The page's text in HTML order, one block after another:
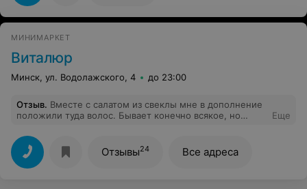
МИНИМАРКЕТ
Виталюр
Минск, ул. Водолажского, 4 до 23:00
Отзыв. Вместе с салатом из свеклы мне в дополнение
положили туда волос. Бывает конечно всякое, но
Еще
Отзывы24 Все адреса